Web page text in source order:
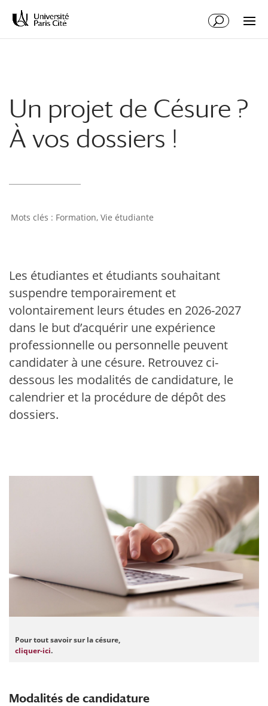
Un projet de Césure ?
À vos dossiers !
Formation, Vie étudiante
Les étudiantes et étudiants souhaitant
suspendre temporairement et
volontairement leurs études en 2026-2027
dans le but d’acquérir une expérience
professionnelle ou personnelle peuvent
candidater à une césure. Retrouvez ci-
dessous les modalités de candidature, le
calendrier et la procédure de dépôt des
dossiers.
Pour tout savoir sur la césure,
cliquer-ici.
Modalités de candidature